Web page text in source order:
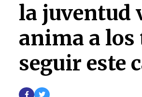
la juventud
anima a los
seguir este